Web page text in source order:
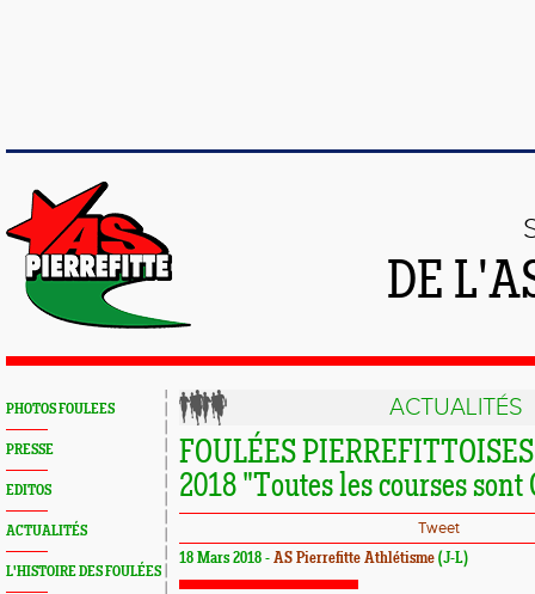
DE
PHOTOS FOULEES
PRESSE
EDITOS
ACTUALITÉS
L'HISTOIRE DES FOULÉES
ACTUALITÉS
FOULÉES
2018 "Toutes les courses
Tweet
18 Mars 2018 - AS Pierrefitte Athlétisme (J-L)